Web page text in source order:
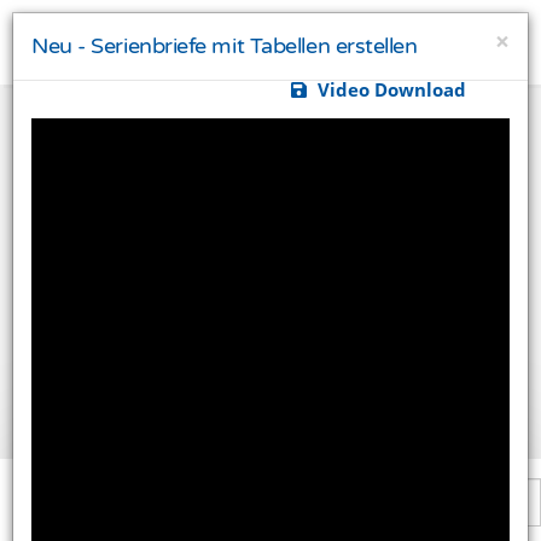
×
Neu - Serienbriefe mit Tabellen erstellen
Video Download